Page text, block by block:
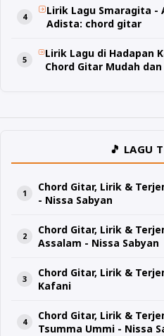
Lirik Lagu Smaragita
Adista: chord gitar
Lirik Lagu di Hadapan
Chord Gitar Mudah
🎵 LAGU
Chord Gitar, Lirik &
- Nissa Sabyan
Chord Gitar, Lirik &
Assalam - Nissa Sabyan
Chord Gitar, Lirik &
Kafani
Chord Gitar, Lirik &
Tsumma Ummi - Nissa